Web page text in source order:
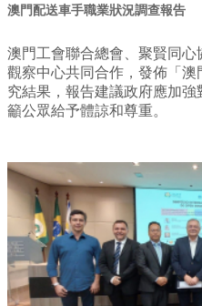
澳門配送車手職業狀況調查報告
澳門工會聯合總會、聚賢同
觀察中心共同合作，發佈「
究結果，報告建議政府應加
籲公眾給予體諒和尊重。